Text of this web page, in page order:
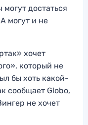
достаться
могут и не
хочет
который не
бы хоть какой-
сообщает Globo,
не хочет